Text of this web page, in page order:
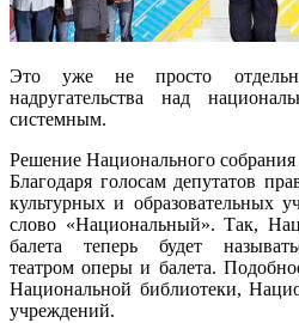
Это уже не просто
надругательства над
системным.
Решение Национального
Благодаря голосам депутатов
культурных и образовательных
слово «Национальный». Так,
балета теперь будет
театром оперы и балета.
Национальной библиотеки,
учреждений.